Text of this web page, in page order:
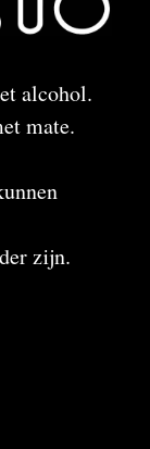
alcohol.
mate.
zijn.